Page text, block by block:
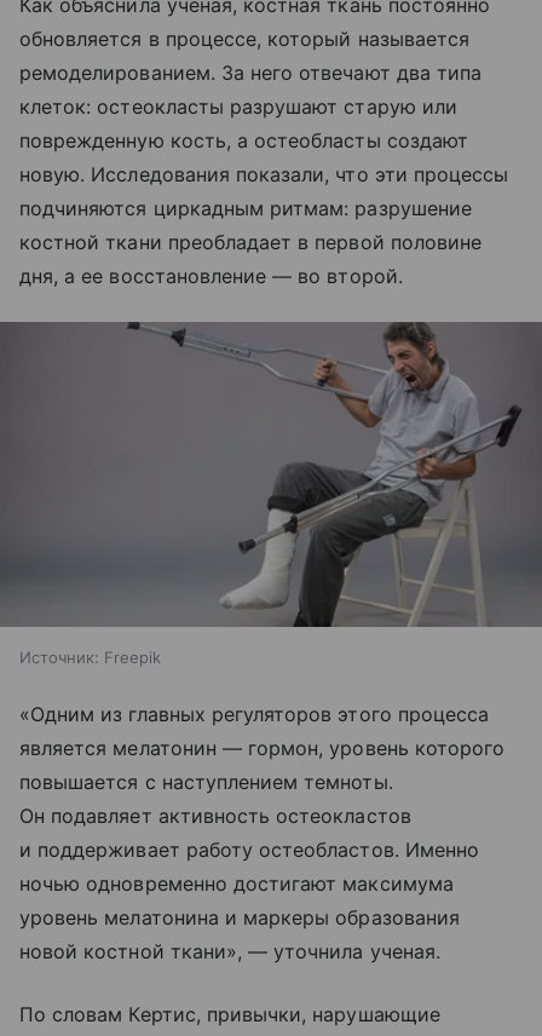
обновляется в процессе, который называется
ремоделированием. За него отвечают два типа
клеток: остеокласты разрушают старую или
поврежденную кость, а остеобласты создают
новую. Исследования показали, что эти процессы
подчиняются циркадным ритмам: разрушение
костной ткани преобладает в первой половине
дня, а ее восстановление — во второй.
Источник: Freepik
«Одним из главных регуляторов этого процесса
является мелатонин — гормон, уровень которого
повышается с наступлением темноты.
Он подавляет активность остеокластов
и поддерживает работу остеобластов. Именно
ночью одновременно достигают максимума
уровень мелатонина и маркеры образования
новой костной ткани», — уточнила ученая.
По словам Кертис, привычки, нарушающие